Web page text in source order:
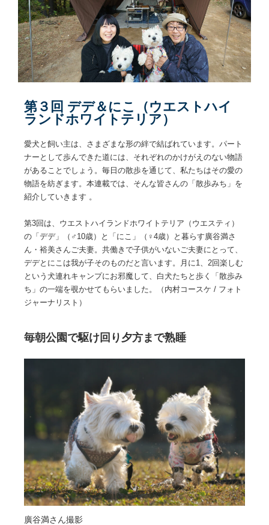
第３回 デデ＆にこ（ウエストハイ
ランドホワイトテリア）
愛犬と飼い主は、さまざまな形の絆で結ばれています。パート
ナーとして歩んできた道には、それぞれのかけがえのない物語
があることでしょう。毎日の散歩を通じて、私たちはその愛の
物語を紡ぎます。本連載では、そんな皆さんの「散歩みち」を
紹介していきます 。
第3回は、ウエストハイランドホワイトテリア（ウエスティ）
の「デデ」（♂10歳）と「にこ」（♀4歳）と暮らす廣谷満さ
ん・裕美さんご夫妻。共働きで子供がいないご夫妻にとって、
デデとにこは我が子そのものだと言います。月に1、2回楽しむ
という犬連れキャンプにお邪魔して、白犬たちと歩く「散歩み
ち」の一端を覗かせてもらいました。（内村コースケ / フォト
ジャーナリスト）
毎朝公園で駆け回り夕方まで熟睡
廣谷満さん撮影